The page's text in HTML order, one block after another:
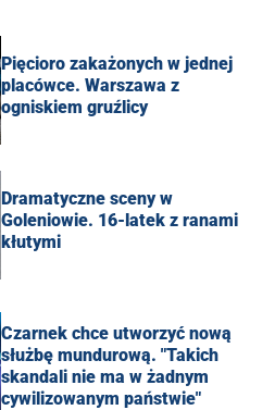
Pięcioro zakażonych w jednej
placówce. Warszawa z
ogniskiem gruźlicy
Dramatyczne sceny w
Goleniowie. 16-latek z ranami
kłutymi
Czarnek chce utworzyć nową
służbę mundurową. "Takich
skandali nie ma w żadnym
cywilizowanym państwie"